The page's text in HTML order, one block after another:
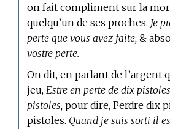
on fait compliment sur la
quelqu’un de ses proches. Je
perte que vous avez faite, &
vostre perte.
On dit, en parlant de l’argent
jeu,Estre en perte de dix
pistoles, pour dire, Perdre dix
pistoles. Quand je suis sorti il